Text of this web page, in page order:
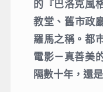
的『巴洛克風
教堂、舊市政
羅馬之稱。都
電影－真善美
隔數十年，還